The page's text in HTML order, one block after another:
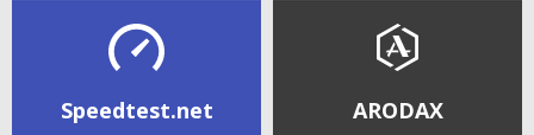
Speedtest.net ARODAX